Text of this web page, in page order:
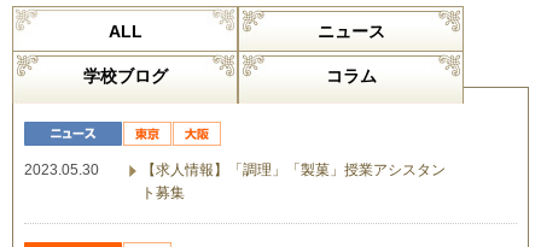
ALL ニュース
学校ブログ コラム
2023.05.30
【求人情報】「調理」「製菓」授業アシスタン
ト募集